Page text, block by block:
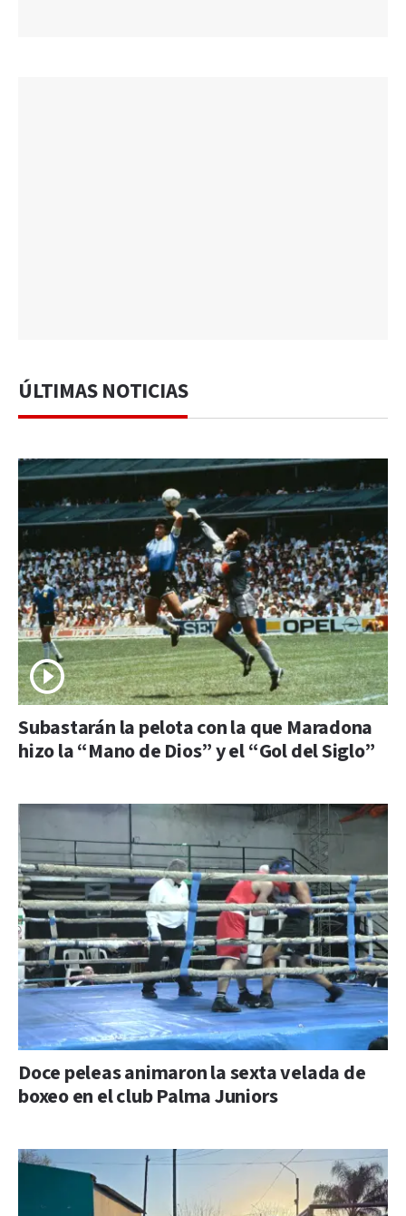
ÚLTIMAS NOTICIAS
Subastarán la pelota con la que Maradona
hizo la “Mano de Dios” y el “Gol del Siglo”
Doce peleas animaron la sexta velada de
boxeo en el club Palma Juniors